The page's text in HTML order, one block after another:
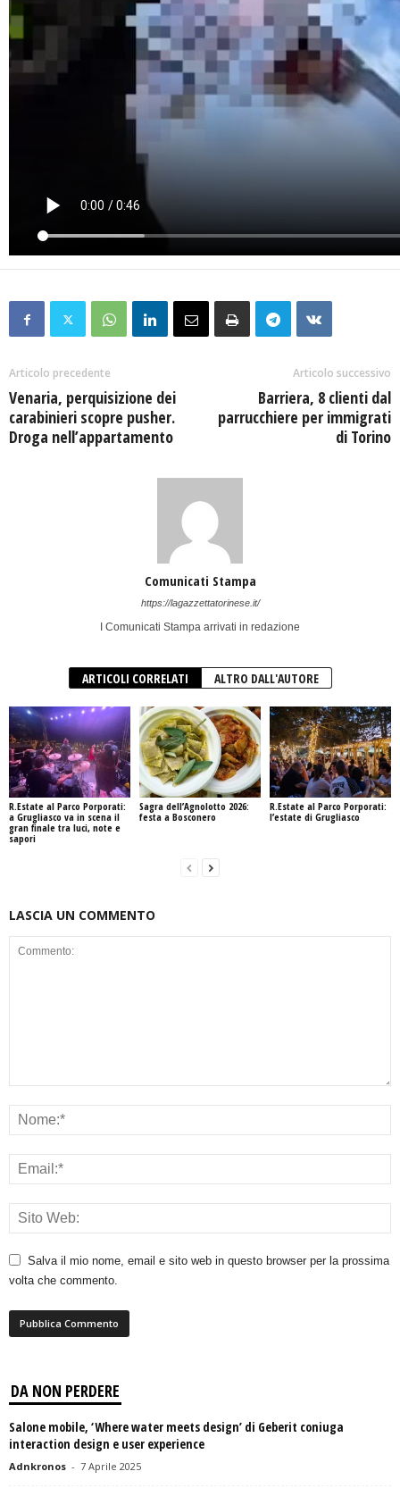
Articolo precedente
Venaria, perquisizione dei
carabinieri scopre pusher.
Droga nell’appartamento
Articolo successivo
Barriera, 8 clienti dal
parrucchiere per immigrati
di Torino
Comunicati Stampa
https://lagazzettatorinese.it/
I Comunicati Stampa arrivati in redazione
ARTICOLI CORRELATI ALTRO DALL'AUTORE
R.Estate al Parco Porporati:
a Grugliasco va in scena il
gran finale tra luci, note e
sapori
Sagra dell’Agnolotto 2026:
festa a Bosconero
R.Estate al Parco Porporati:
l’estate di Grugliasco
LASCIA UN COMMENTO
Salva il mio nome, email e sito web in questo browser per la prossima
volta che commento.
DA NON PERDERE
Salone mobile, ‘Where water meets design’ di Geberit coniuga
interaction design e user experience
Adnkronos - 7 Aprile 2025